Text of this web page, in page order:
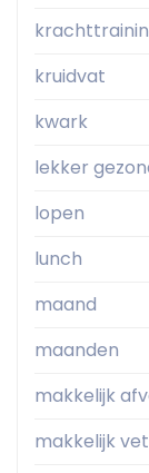
kruidvat
kwark
lekker
lopen
lunch
maand
maanden
makkelijk
makkelijk